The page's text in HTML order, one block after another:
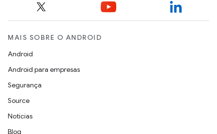
MAIS SOBRE O ANDROID
Android
Android para empresas
Segurança
Source
Notícias
Blog